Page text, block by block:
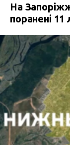
На
поранені